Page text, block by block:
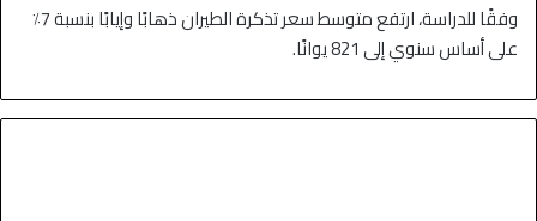
وفقًا للدراسة، ارتفع متوسط ​​سعر تذكرة الطيران ذهابًا وإيابًا بنسبة 7٪
على أساس سنوي إلى 821 يوانًا.